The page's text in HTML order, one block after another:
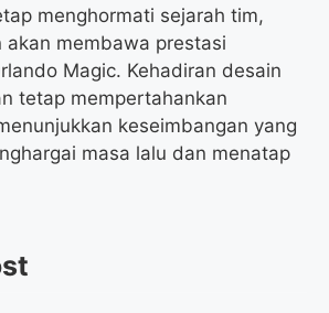
menghormati sejarah tim,
akan membawa prestasi
Magic. Kehadiran desain
tetap mempertahankan
keseimbangan yang
masa lalu dan menatap